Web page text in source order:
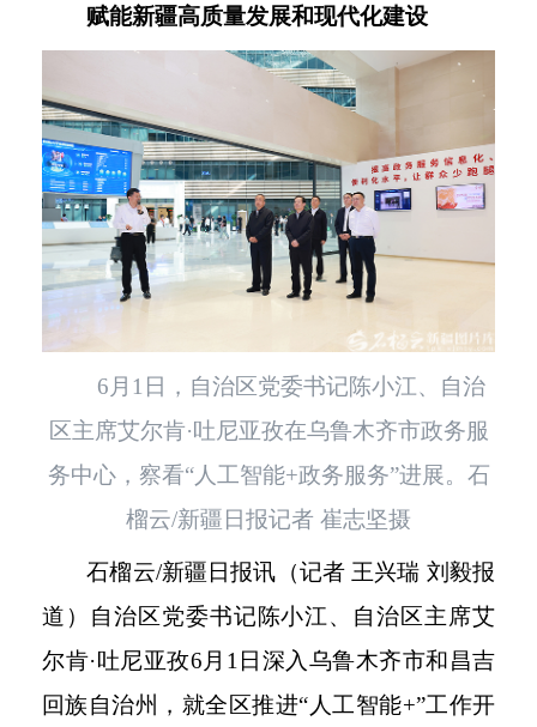
赋能新疆高质量发展和现代化建设
6月1日，自治区党委书记陈小江、自治
区主席艾尔肯·吐尼亚孜在乌鲁木齐市政务服
务中心，察看“人工智能+政务服务”进展。石
榴云/新疆日报记者 崔志坚摄
石榴云/新疆日报讯（记者 王兴瑞 刘毅报
道）自治区党委书记陈小江、自治区主席艾
尔肯·吐尼亚孜6月1日深入乌鲁木齐市和昌吉
回族自治州，就全区推进“人工智能+”工作开